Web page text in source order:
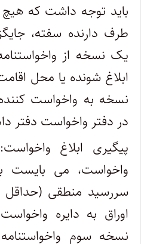
باید توجه داشت که هیچ
طرف دارنده سفته،
یک نسخه از
ابلاغ شونده یا محل
نسخه به واخواست
در دفتر واخواست دفتر
پیگیری ابلاغ
واخواست، می بایست
سررسید منطقی (حداقل
اوراق به دایره
نسخه سوم